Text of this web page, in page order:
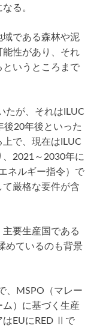
る。
である森林や泥
性があり、それ
いうところまで
たが、それはILUC
後20年後といった
で、現在はILUC
2021～2030年に
ネルギー指令）で
厳格な要件が含
要生産国である
めているのも背景
、MSPO（マレー
）に基づく生産
はEUにRED Ⅱで